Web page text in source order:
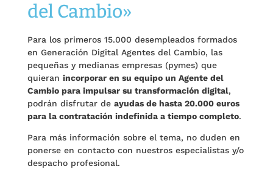
del Cambio»
Para los primeros 15.000 desempleados formados
en Generación Digital Agentes del Cambio, las
pequeñas y medianas empresas (pymes) que
quieran incorporar en su equipo un Agente del
Cambio para impulsar su transformación digital,
podrán disfrutar de ayudas de hasta 20.000 euros
para la contratación indefinida a tiempo completo.
Para más información sobre el tema, no duden en
ponerse en contacto con nuestros especialistas y/o
despacho profesional.